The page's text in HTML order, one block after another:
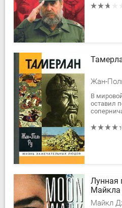
великий
Жан-
В
оставил
монгол
Лунная
Майкла
Майкл